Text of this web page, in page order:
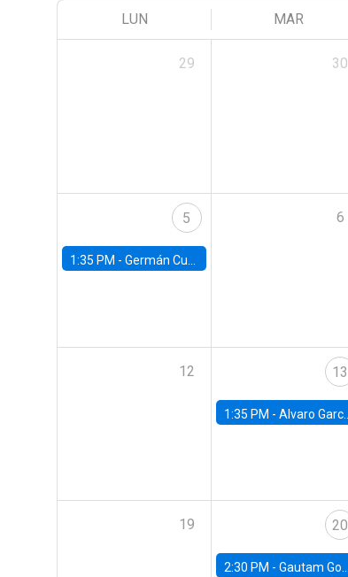
LUN MAR
29 30
5
1:35 PM - Germán Cubas, University of Houston
6
12 13
1:35 PM - Alvaro Garcia-Marin, Universidad de Los Andes
19 20
2:30 PM - Gautam Gowrisankaran, Columbia University